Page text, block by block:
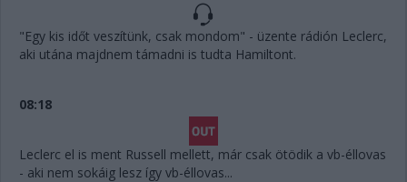
"Egy kis időt veszítünk, csak mondom" - üzente rádión Leclerc,
aki utána majdnem támadni is tudta Hamiltont.
08:18
Leclerc el is ment Russell mellett, már csak ötödik a vb-éllovas
- aki nem sokáig lesz így vb-éllovas...